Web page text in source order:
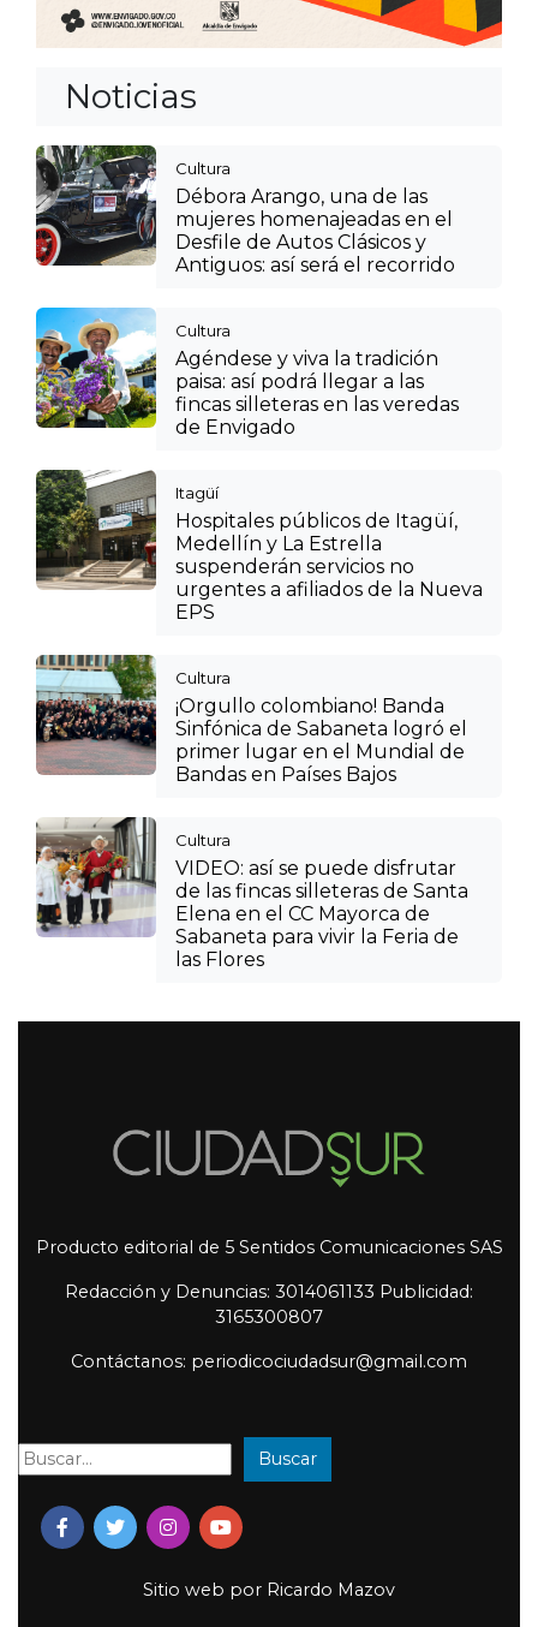
Noticias
Cultura
Débora Arango, una de las
mujeres homenajeadas en el
Desfile de Autos Clásicos y
Antiguos: así será el recorrido
Cultura
Agéndese y viva la tradición
paisa: así podrá llegar a las
fincas silleteras en las veredas
de Envigado
Itagüí
Hospitales públicos de Itagüí,
Medellín y La Estrella
suspenderán servicios no
urgentes a afiliados de la Nueva
EPS
Cultura
¡Orgullo colombiano! Banda
Sinfónica de Sabaneta logró el
primer lugar en el Mundial de
Bandas en Países Bajos
Cultura
VIDEO: así se puede disfrutar
de las fincas silleteras de Santa
Elena en el CC Mayorca de
Sabaneta para vivir la Feria de
las Flores
Producto editorial de 5 Sentidos Comunicaciones SAS
Redacción y Denuncias: 3014061133 Publicidad:
3165300807
Contáctanos: periodicociudadsur@gmail.com
Buscar: Buscar
Sitio web por Ricardo Mazov